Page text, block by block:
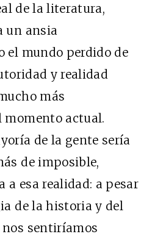
de la literatura,
un ansia
el mundo perdido de
y realidad
más
actual.
de la gente sería
de imposible,
a esa realidad: a pesar
de la historia y del
nos sentiríamos